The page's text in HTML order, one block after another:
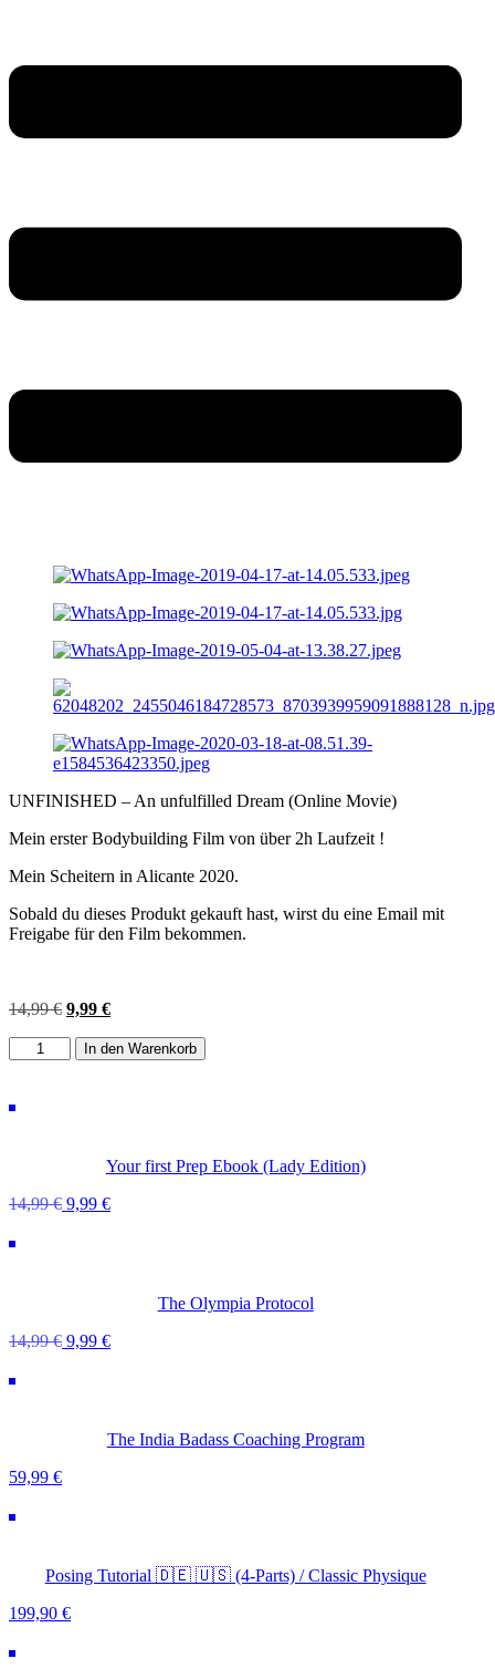
UNFINISHED – An unfulfilled Dream (Online Movie)
Mein erster Bodybuilding Film von über 2h Laufzeit !
Mein Scheitern in Alicante 2020.
Sobald du dieses Produkt gekauft hast, wirst du eine Email mit
Freigabe für den Film bekommen.
14,99€ Ursprünglicher
war:
9,99 €Aktueller
ist:
UNFINISHED
-
unfulfilled
In den Warenkorb
Your first Prep Ebook (Lady Edition)
14,99€ Ursprünglicher
9,99 €Aktueller
The Olympia Protocol
14,99€ Ursprünglicher
9,99 €Aktueller
The India Badass Coaching Program
59,99 €
Posing Tutorial 🇩🇪 🇺🇸 (4-Parts) / Classic Physique
199,90 €